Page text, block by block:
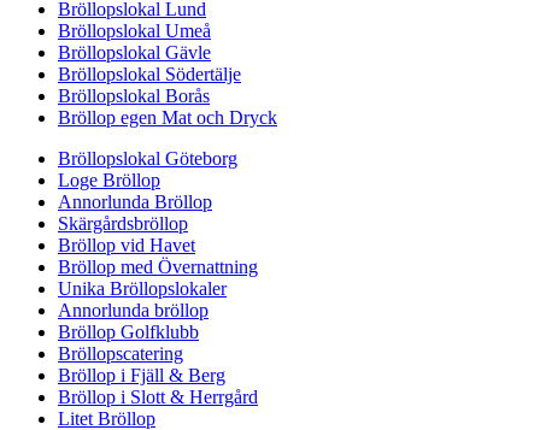
Bröllopslokal Lund
Bröllopslokal Umeå
Bröllopslokal Gävle
Bröllopslokal Södertälje
Bröllopslokal Borås
Bröllop egen Mat och Dryck
Bröllopslokal Göteborg
Loge Bröllop
Annorlunda Bröllop
Skärgårdsbröllop
Bröllop vid Havet
Bröllop med Övernattning
Unika Bröllopslokaler
Annorlunda bröllop
Bröllop Golfklubb
Bröllopscatering
Bröllop i Fjäll & Berg
Bröllop i Slott & Herrgård
Litet Bröllop